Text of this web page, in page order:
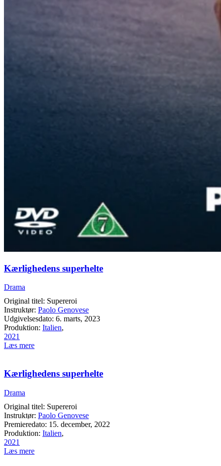
Kærlighedens superhelte
Drama
Original titel: Supereroi
Instruktør: Paolo Genovese
Udgivelsesdato: 6. marts, 2023
Produktion: Italien,
2021
Læs mere
Kærlighedens superhelte
Drama
Original titel: Supereroi
Instruktør: Paolo Genovese
Premieredato: 15. december, 2022
Produktion: Italien,
2021
Læs mere